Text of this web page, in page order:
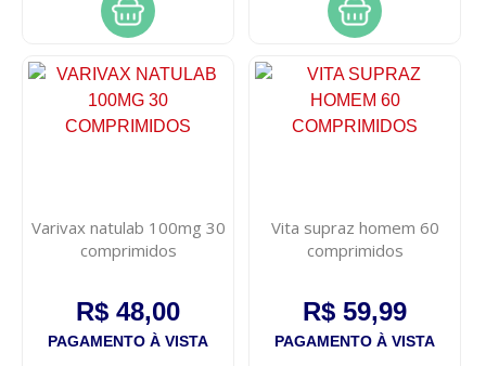
Varivax natulab 100mg 30
comprimidos
R$ 48,00
PAGAMENTO À VISTA
Vita supraz homem 60
comprimidos
R$ 59,99
PAGAMENTO À VISTA